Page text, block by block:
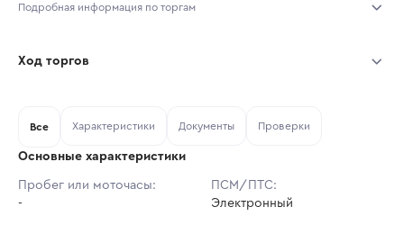
Подробная информация по торгам
Тип аукциона: Открытые торги
Шаг торгов: 5 000 ₽
Ход торгов
Ставок не найдено
Все Характеристики Документы Проверки
Основные характеристики
Пробег или моточасы:
-
ПСМ/ПТС:
Электронный